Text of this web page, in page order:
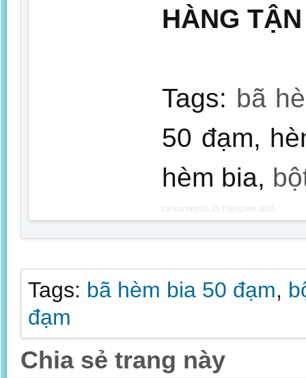
HÀNG
Tags: bã
50 đạm,
hèm bia,
canbanbhb50 15 Tháng tám 2015
Tags: bã hèm bia 50 đạm,
đạm
Chia sẻ trang này